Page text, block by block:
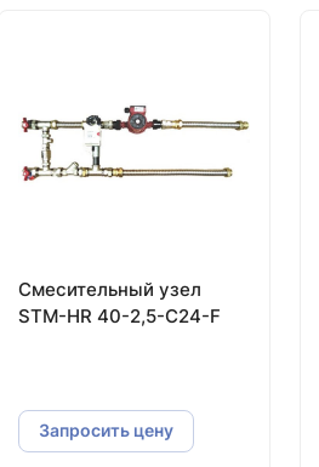
Смесительный узел
STM-HR 40-2,5-C24-F
Запросить цену